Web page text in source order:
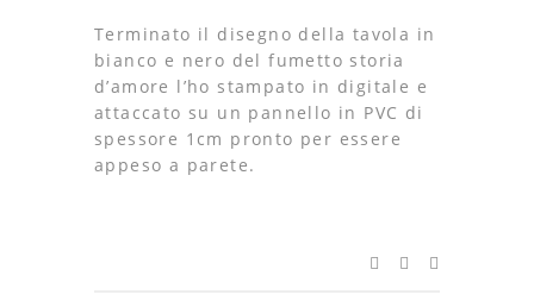
Terminato il disegno della tavola in
bianco e nero del fumetto storia
d’amore l’ho stampato in digitale e
attaccato su un pannello in PVC di
spessore 1cm pronto per essere
appeso a parete.